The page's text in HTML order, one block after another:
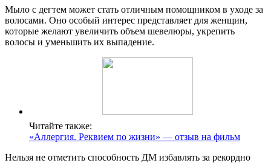
Мыло с дегтем может стать отличным помощником в уходе за
волосами. Оно особый интерес представляет для женщин,
которые желают увеличить объем шевелюры, укрепить
волосы и уменьшить их выпадение.
Читайте также:
«Аллергия. Реквием по жизни» — отзыв на фильм
Нельзя не отметить способность ДМ избавлять за рекордно